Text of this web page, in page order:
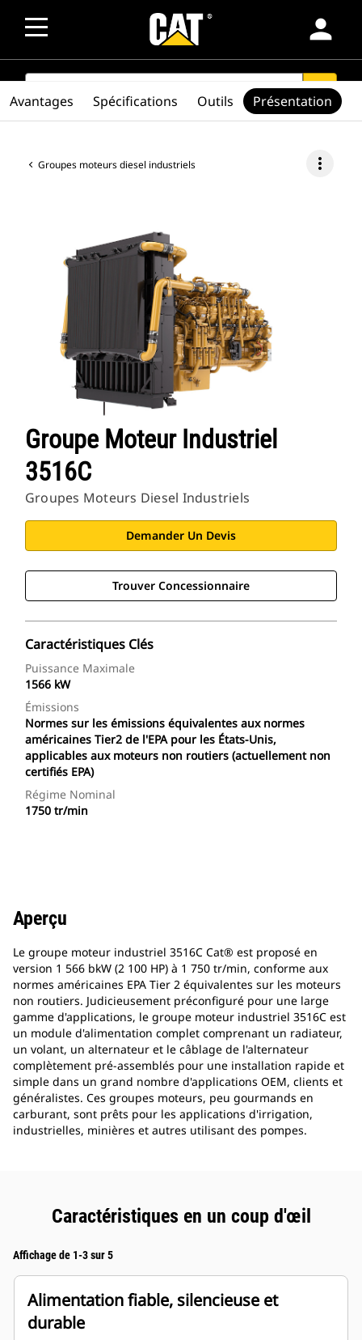
person
SEARCH search
Groupes moteurs diesel industriels more_vert
Groupe Moteur Industriel
3516C
Groupes Moteurs Diesel Industriels
Demander Un Devis
Trouver Concessionnaire
Caractéristiques Clés
Puissance Maximale
1566 kW
Émissions
Normes sur les émissions équivalentes aux normes
américaines Tier2 de l'EPA pour les États-Unis,
applicables aux moteurs non routiers (actuellement non
certifiés EPA)
Régime Nominal
1750 tr/min
Avantages Spécifications Outils Présentation
Aperçu
Le groupe moteur industriel 3516C Cat® est proposé en
version 1 566 bkW (2 100 HP) à 1 750 tr/min, conforme aux
normes américaines EPA Tier 2 équivalentes sur les moteurs
non routiers. Judicieusement préconfiguré pour une large
gamme d'applications, le groupe moteur industriel 3516C est
un module d'alimentation complet comprenant un radiateur,
un volant, un alternateur et le câblage de l'alternateur
complètement pré-assemblés pour une installation rapide et
simple dans un grand nombre d'applications OEM, clients et
généralistes. Ces groupes moteurs, peu gourmands en
carburant, sont prêts pour les applications d'irrigation,
industrielles, minières et autres utilisant des pompes.
Caractéristiques en un coup d'œil
Affichage de 1-3 sur 5
Alimentation fiable, silencieuse et
durable